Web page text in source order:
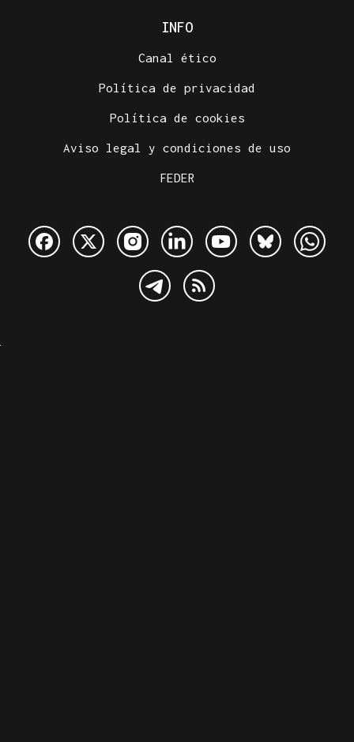
INFO
Canal ético
Política de privacidad
Política de cookies
Aviso legal y condiciones de uso
FEDER